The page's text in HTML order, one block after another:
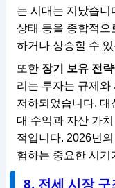
는 시대는 지났습니
상태 등을 종합적으
하거나 상승할 수
또한 장기 보유 전략
리는 투자는 규제와
저하되었습니다. 대
대 수익과 자산 가
적입니다. 2026년
험하는 중요한 시기
8. 전세 시장